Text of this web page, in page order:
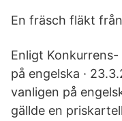
En fräsch fläkt
Enligt
på engelska ·
vanligen på
gällde en